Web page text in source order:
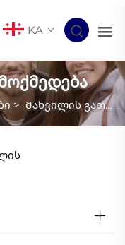
KA
> Მახვილის გათერთმოქმედება